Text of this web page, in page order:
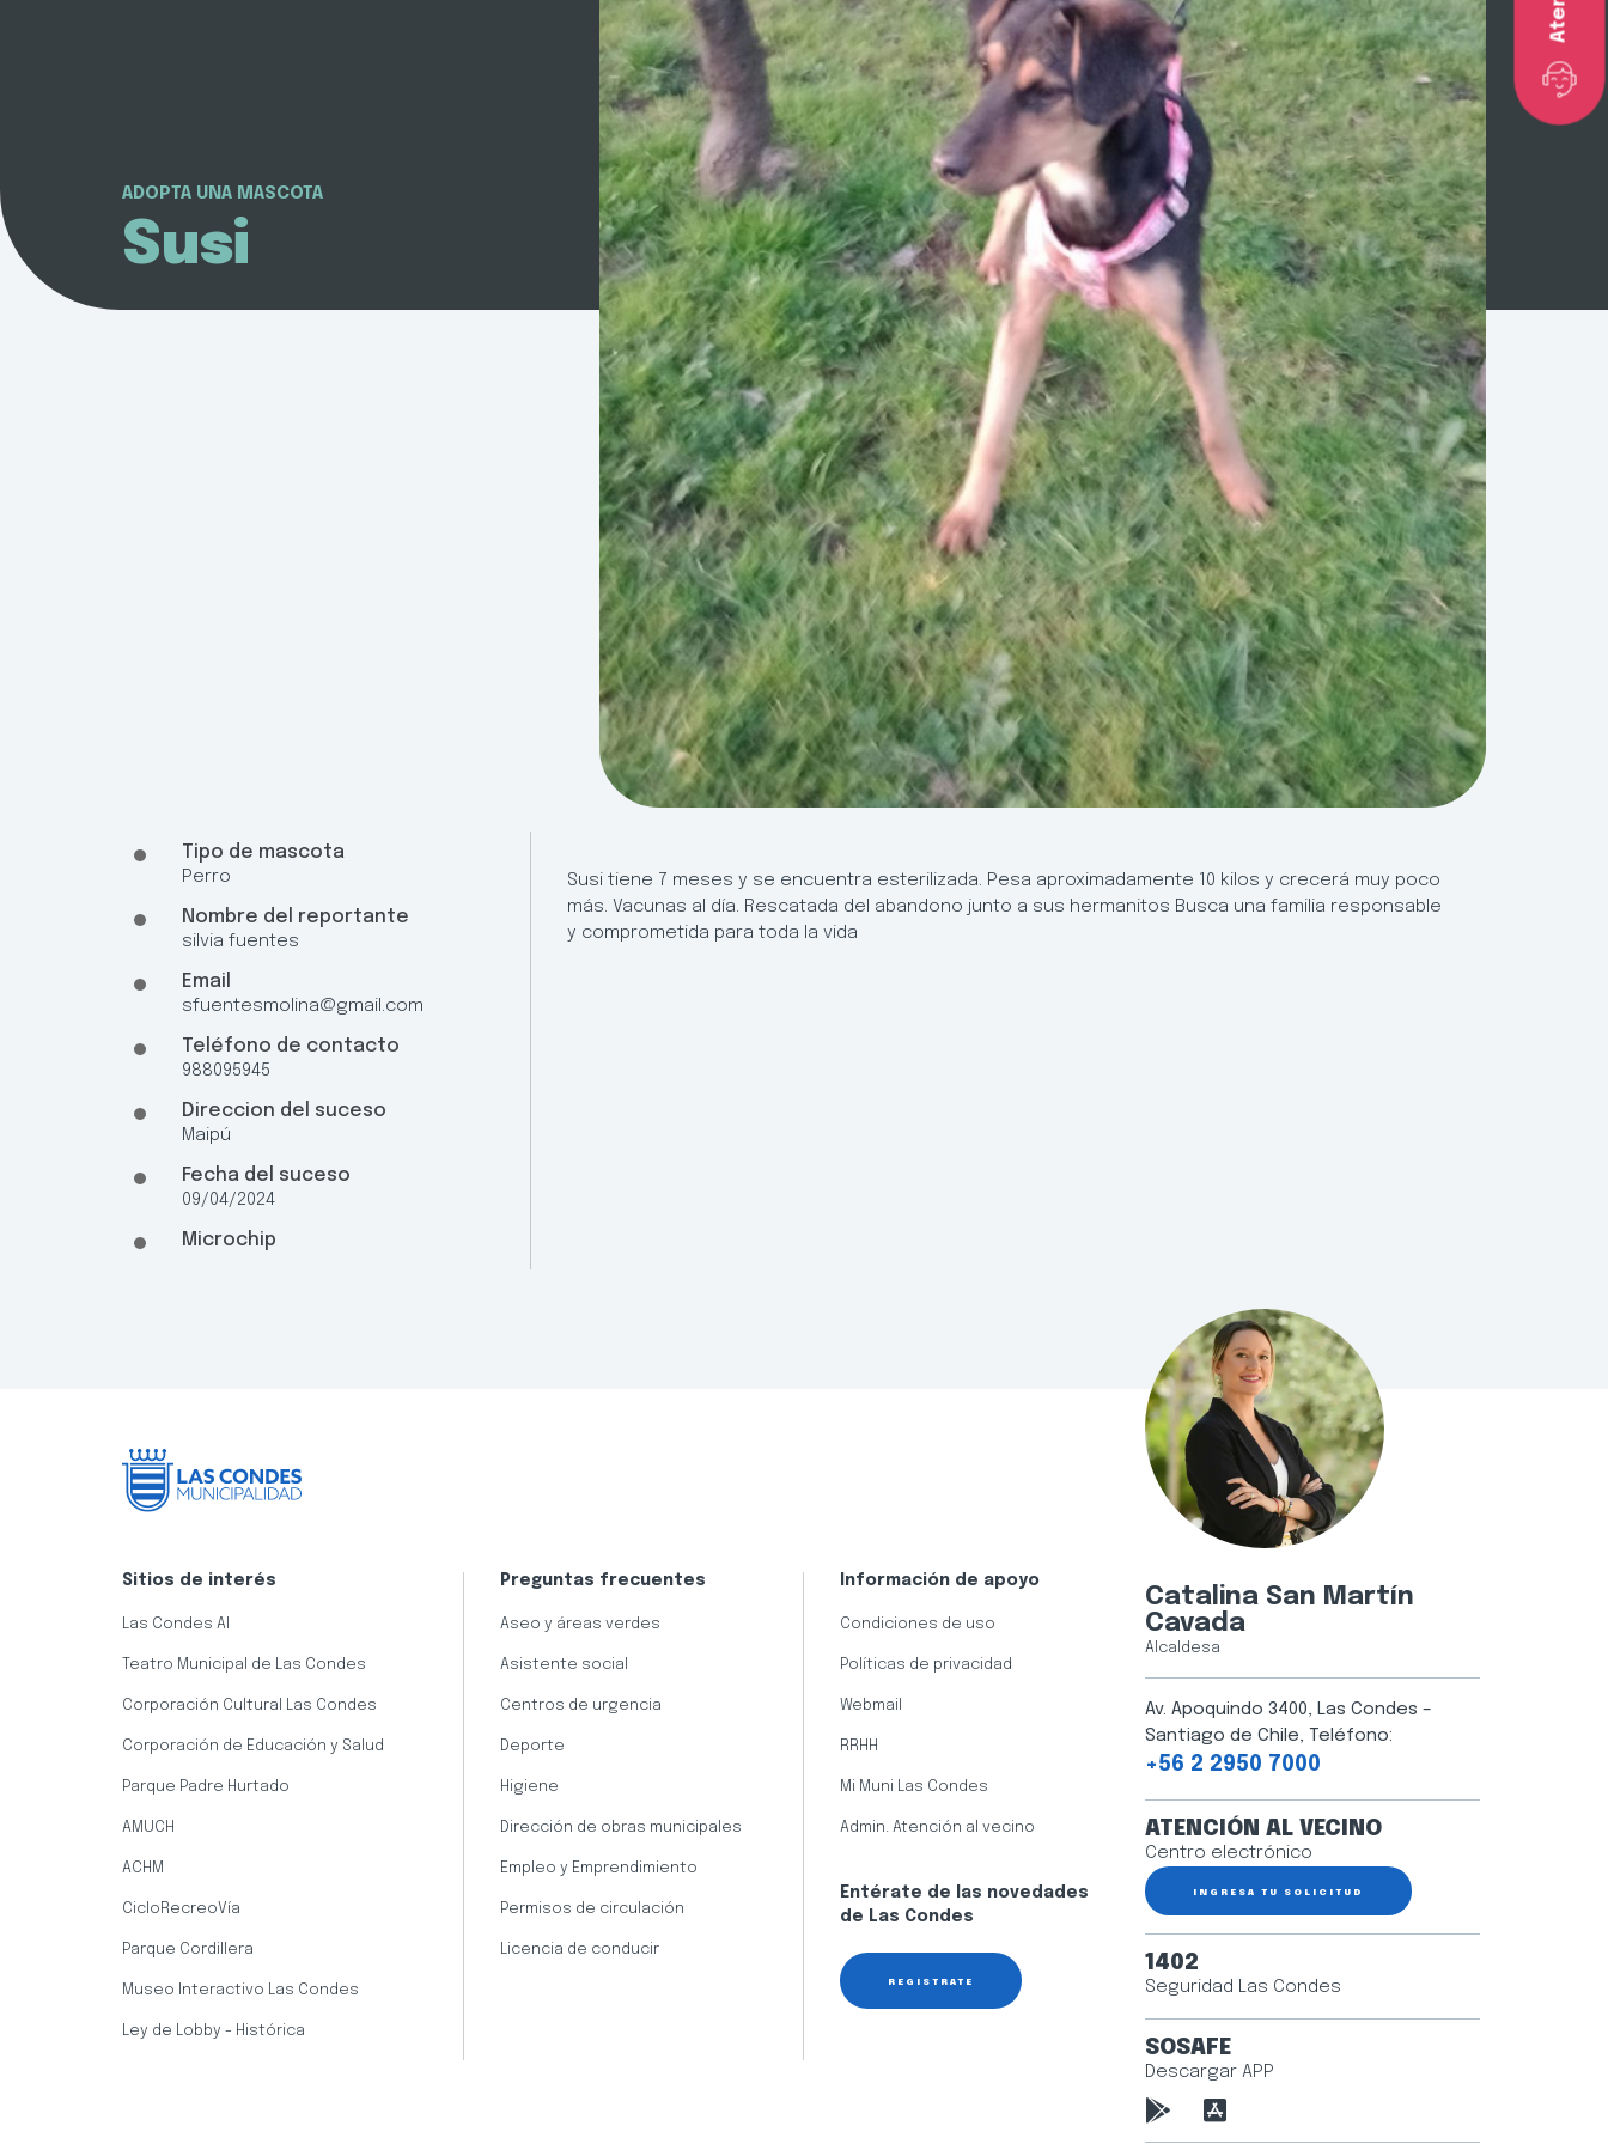
ADOPTA UNA MASCOTA
Susi
Tipo de mascota
Perro
Nombre del reportante
silvia fuentes
Email
sfuentesmolina@gmail.com
Teléfono de contacto
988095945
Direccion del suceso
Maipú
Fecha del suceso
09/04/2024
Microchip
Susi tiene 7 meses y se encuentra esterilizada. Pesa aproximadamente 10 kilos y crecerá muy poco
más. Vacunas al día. Rescatada del abandono junto a sus hermanitos Busca una familia responsable
y comprometida para toda la vida
Sitios de interés
Las Condes AI
Teatro Municipal de Las Condes
Corporación Cultural Las Condes
Corporación de Educación y Salud
Parque Padre Hurtado
AMUCH
ACHM
CicloRecreoVía
Parque Cordillera
Museo Interactivo Las Condes
Ley de Lobby - Histórica
Preguntas frecuentes
Aseo y áreas verdes
Asistente social
Centros de urgencia
Deporte
Higiene
Dirección de obras municipales
Empleo y Emprendimiento
Permisos de circulación
Licencia de conducir
Información de apoyo
Condiciones de uso
Políticas de privacidad
Webmail
RRHH
Mi Muni Las Condes
Admin. Atención al vecino
Entérate de las novedades
de Las Condes
REGÍSTRATE
Catalina San Martín
Cavada
Alcaldesa
Av. Apoquindo 3400, Las Condes –
Santiago de Chile, Teléfono:
+56 2 2950 7000
ATENCIÓN AL VECINO
Centro electrónico
INGRESA TU SOLICITUD
1402
Seguridad Las Condes
SOSAFE
Descargar APP